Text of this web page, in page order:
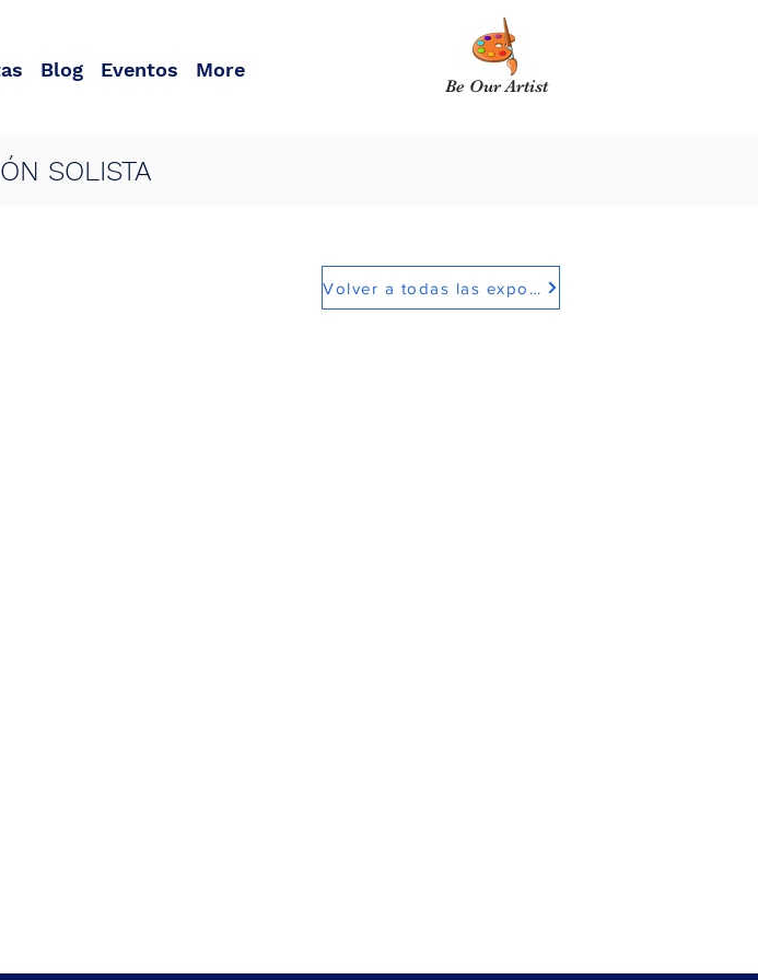
Blog Eventos More
Be Our Artist
SOLISTA
Volver a todas las exposiciones